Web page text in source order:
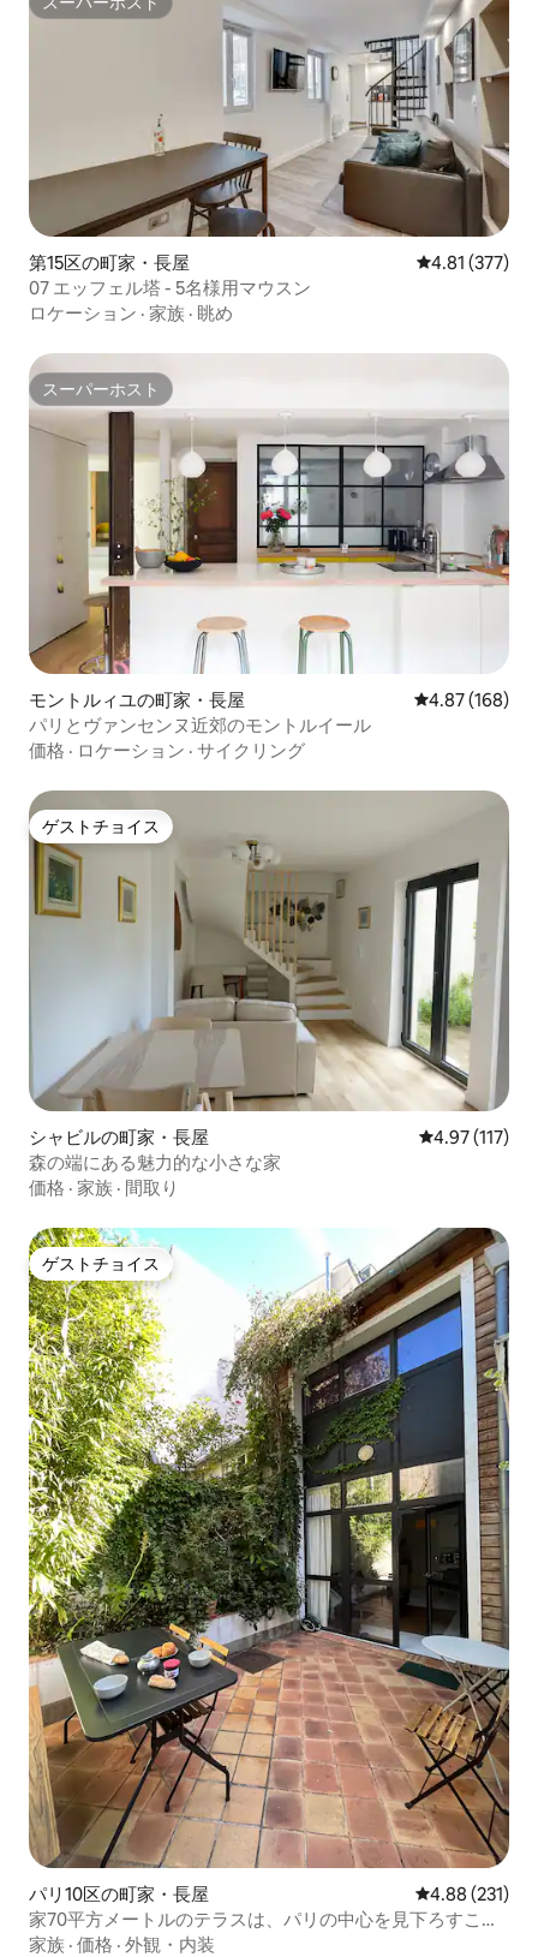
スーパーホスト
第15区の町家・長屋 レビュー377
4.81 (377)
07 エッフェル塔 - 5名様用マウスン
ロケーション · 家族 · 眺め
スーパーホスト
スーパーホスト
モントルィユの町家・長屋 レビュー168
4.87 (168)
パリとヴァンセンヌ近郊のモントルイール
価格 · ロケーション · サイクリング
ゲストチョイス
ゲストチョイス
シャビルの町家・長屋 レビュー117
4.97 (117)
森の端にある魅力的な小さな家
価格 · 家族 · 間取り
ゲストチョイス
ゲストチョイス
パリ10区の町家・長屋 レビュー231
4.88 (231)
家70平方メートルのテラスは、パリの中心を見下ろすこと
ができません
家族 · 価格 · 外観・内装